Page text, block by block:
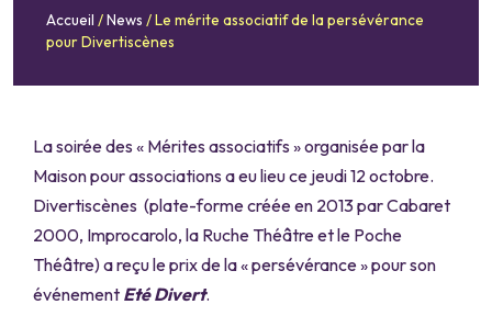
Accueil /News /Le mérite associatif de la persévérance
pour Divertiscènes
La soirée des « Mérites associatifs » organisée par la
Maison pour associations a eu lieu ce jeudi 12 octobre.
Divertiscènes (plate-forme créée en 2013 par Cabaret
2000, Improcarolo, la Ruche Théâtre et le Poche
Théâtre) a reçu le prix de la « persévérance » pour son
événement Eté Divert.